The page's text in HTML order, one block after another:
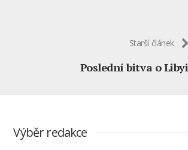
Starší článek
Poslední bitva o Libyi
Výběr redakce